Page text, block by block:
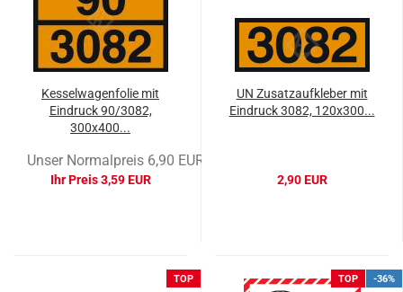
Kesselwagenfolie mit
Eindruck 90/3082,
300x400...
Unser Normalpreis 6,90 EUR
Ihr Preis 3,59 EUR
UN Zusatzaufkleber mit
Eindruck 3082, 120x300...
2,90 EUR
TOP TOP -36%